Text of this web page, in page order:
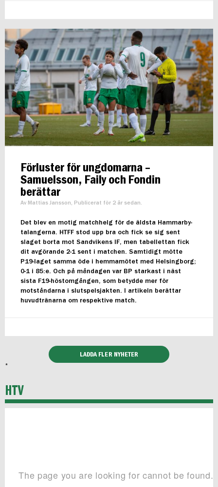
Förluster för ungdomarna –
Samuelsson, Faily och Fondin
berättar
Av Mattias Jansson, Publicerat för 2 år sedan.
Det blev en motig matchhelg för de äldsta Hammarby-
talangerna. HTFF stod upp bra och fick se sig sent
slaget borta mot Sandvikens IF, men tabellettan fick
dit avgörande 2-1 sent i matchen. Samtidigt mötte
P19-laget samma öde i hemmamötet med Helsingborg;
0-1 i 85:e. Och på måndagen var BP starkast i näst
sista F19-höstomgången, som betydde mer för
motståndarna i slutspelsjakten. I artikeln berättar
huvudtränarna om respektive match.
LADDA FLER NYHETER
*
HTV